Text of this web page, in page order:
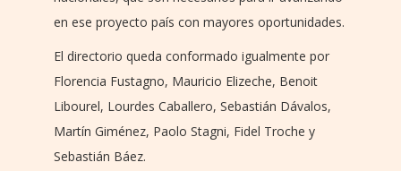
en ese proyecto país con mayores oportunidades.
El directorio queda conformado igualmente por
Florencia Fustagno, Mauricio Elizeche, Benoit
Libourel, Lourdes Caballero, Sebastián Dávalos,
Martín Giménez, Paolo Stagni, Fidel Troche y
Sebastián Báez.